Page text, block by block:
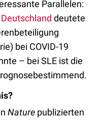
Parallelen:
deutete
bei COVID-19
– bei SLE ist die
Nature publizierten